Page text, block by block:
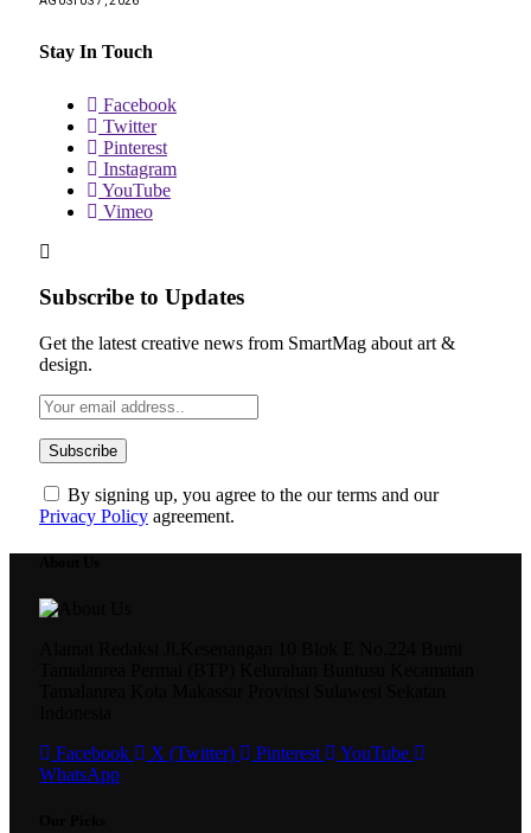
Stay In Touch
Facebook
Twitter
Pinterest
Instagram
YouTube
Vimeo
Subscribe to Updates
Get the latest creative news from SmartMag about art &
design.
By signing up, you agree to the our terms and our
Privacy Policy agreement.
Facebook
X (Twitter) Pinterest
YouTube
WhatsApp